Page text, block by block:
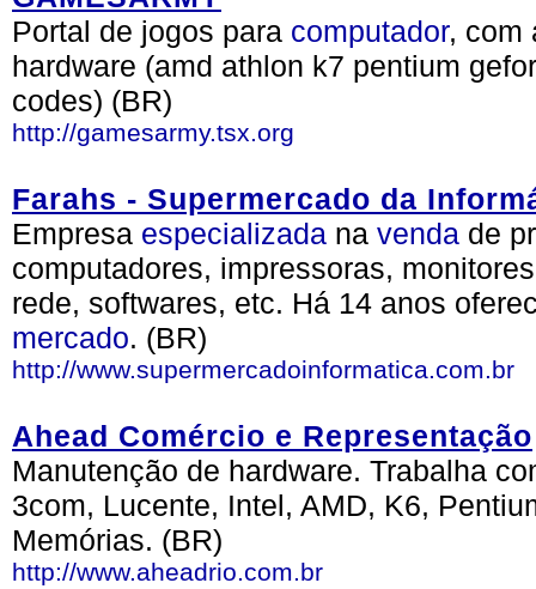
Portal de jogos para computador, com
hardware (amd athlon k7 pentium
codes) (BR)
http://gamesarmy.tsx.org
Farahs - Supermercado da
Empresa especializada na venda de
computadores, impressoras,
rede, softwares, etc. Há 14 anos
mercado. (BR)
http://www.supermercadoinformatica.com.br
Ahead Comércio e Representação
Manutenção de hardware. Trabalha
3com, Lucente, Intel, AMD, K6,
Memórias. (BR)
http://www.aheadrio.com.br